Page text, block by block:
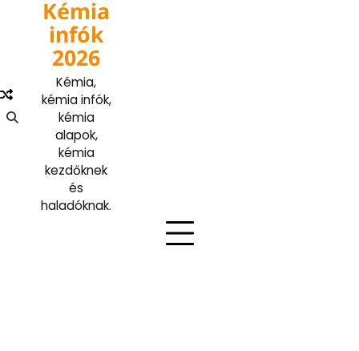
Kémia
infók
2026
Kémia,
kémia infók,
kémia
alapok,
kémia
kezdőknek
és
haladóknak.